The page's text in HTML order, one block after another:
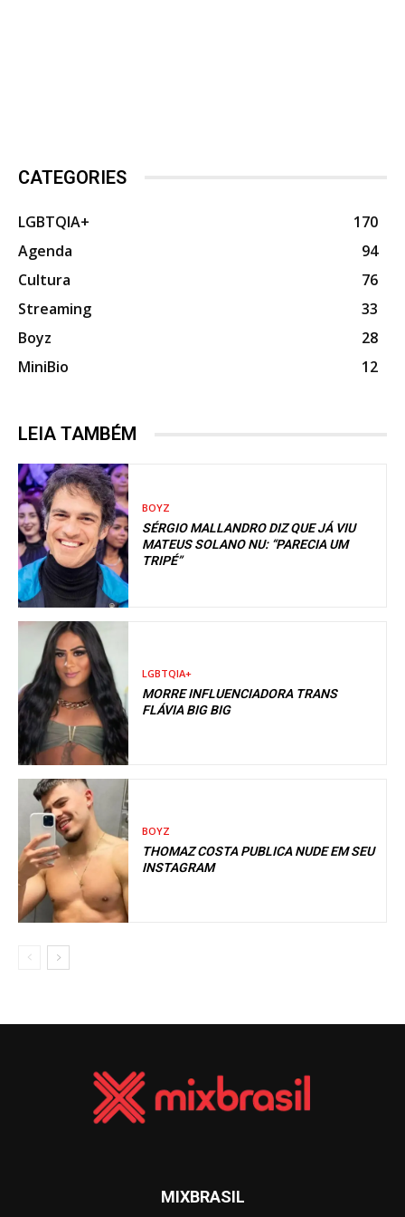
CATEGORIES
LGBTQIA+
170
Agenda
94
Cultura
76
Streaming
33
Boyz
28
MiniBio
12
LEIA TAMBÉM
BOYZ
SÉRGIO MALLANDRO DIZ QUE JÁ VIU
MATEUS SOLANO NU: “PARECIA UM
TRIPÉ”
LGBTQIA+
MORRE INFLUENCIADORA TRANS
FLÁVIA BIG BIG
BOYZ
THOMAZ COSTA PUBLICA NUDE EM SEU
INSTAGRAM
MIXBRASIL